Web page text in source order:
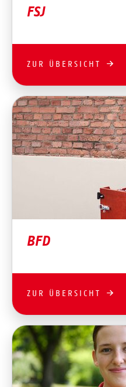
FSJ
ZUR ÜBERSICHT
BFD
ZUR ÜBERSICHT